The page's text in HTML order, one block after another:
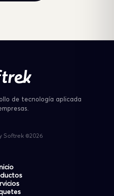
de tecnología aplicada
Softrek ©2026